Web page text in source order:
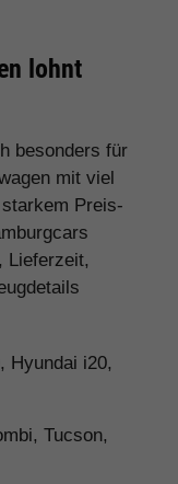
lohnt
besonders für
mit viel
Preis-
Lieferzeit,
Hyundai i20,
Tucson,